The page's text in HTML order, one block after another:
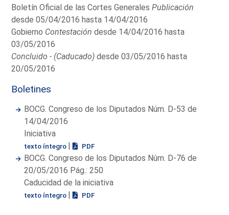
Boletín Oficial de las Cortes GeneralesPublicación
desde 05/04/2016 hasta 14/04/2016
Gobierno Contestación desde 14/04/2016 hasta
03/05/2016
Concluido - (Caducado) desde 03/05/2016 hasta
20/05/2016
Boletines
BOCG. Congreso de los Diputados Núm. D-53 de
14/04/2016
Iniciativa
texto íntegro | PDF
BOCG. Congreso de los Diputados Núm. D-76 de
20/05/2016 Pág.: 250
Caducidad de la iniciativa
texto íntegro | PDF